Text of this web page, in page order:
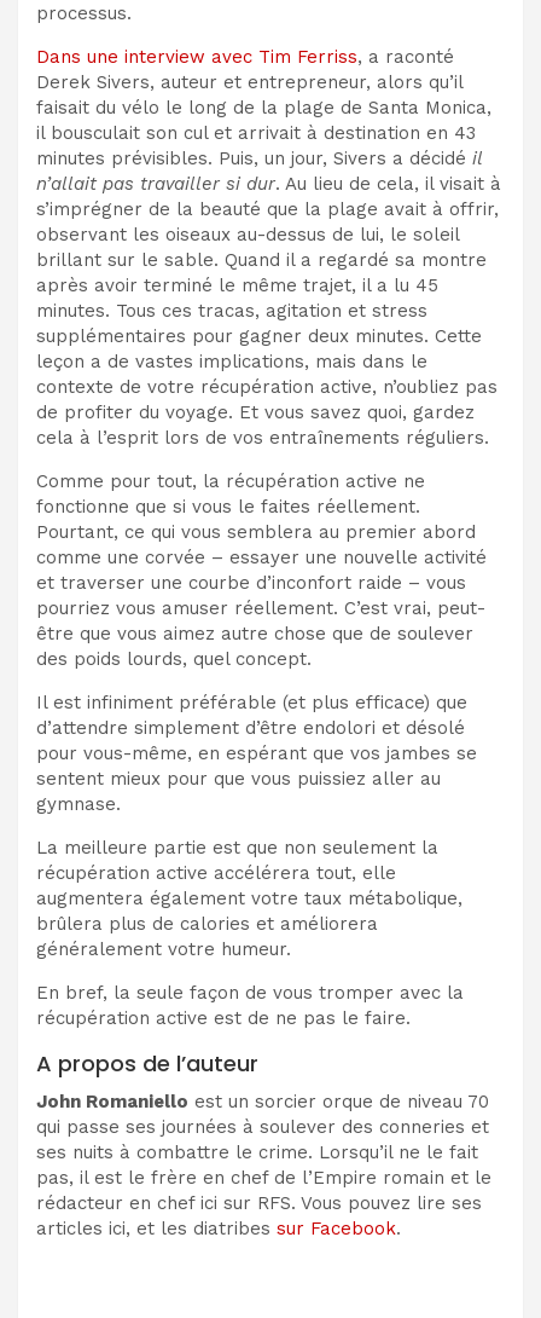
processus.
Dans une interview avec Tim Ferriss, a raconté
Derek Sivers, auteur et entrepreneur, alors qu’il
faisait du vélo le long de la plage de Santa Monica,
il bousculait son cul et arrivait à destination en 43
minutes prévisibles. Puis, un jour, Sivers a décidé il
n’allait pas travailler si dur. Au lieu de cela, il visait à
s’imprégner de la beauté que la plage avait à offrir,
observant les oiseaux au-dessus de lui, le soleil
brillant sur le sable. Quand il a regardé sa montre
après avoir terminé le même trajet, il a lu 45
minutes. Tous ces tracas, agitation et stress
supplémentaires pour gagner deux minutes. Cette
leçon a de vastes implications, mais dans le
contexte de votre récupération active, n’oubliez pas
de profiter du voyage. Et vous savez quoi, gardez
cela à l’esprit lors de vos entraînements réguliers.
Comme pour tout, la récupération active ne
fonctionne que si vous le faites réellement.
Pourtant, ce qui vous semblera au premier abord
comme une corvée – essayer une nouvelle activité
et traverser une courbe d’inconfort raide – vous
pourriez vous amuser réellement. C’est vrai, peut-
être que vous aimez autre chose que de soulever
des poids lourds, quel concept.
Il est infiniment préférable (et plus efficace) que
d’attendre simplement d’être endolori et désolé
pour vous-même, en espérant que vos jambes se
sentent mieux pour que vous puissiez aller au
gymnase.
La meilleure partie est que non seulement la
récupération active accélérera tout, elle
augmentera également votre taux métabolique,
brûlera plus de calories et améliorera
généralement votre humeur.
En bref, la seule façon de vous tromper avec la
récupération active est de ne pas le faire.
A propos de l’auteur
John Romaniello est un sorcier orque de niveau 70
qui passe ses journées à soulever des conneries et
ses nuits à combattre le crime. Lorsqu’il ne le fait
pas, il est le frère en chef de l’Empire romain et le
rédacteur en chef ici sur RFS. Vous pouvez lire ses
articles ici, et les diatribes sur Facebook.